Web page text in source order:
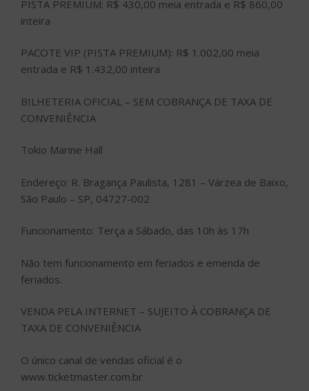
PISTA PREMIUM: R$ 430,00 meia entrada e R$ 860,00
inteira
PACOTE VIP (PISTA PREMIUM): R$ 1.002,00 meia
entrada e R$ 1.432,00 inteira
BILHETERIA OFICIAL – SEM COBRANÇA DE TAXA DE
CONVENIÊNCIA
Tokio Marine Hall
Endereço: R. Bragança Paulista, 1281 – Várzea de Baixo,
São Paulo – SP, 04727-002
Funcionamento: Terça a Sábado, das 10h às 17h
Não tem funcionamento em feriados e emenda de
feriados.
VENDA PELA INTERNET – SUJEITO À COBRANÇA DE
TAXA DE CONVENIÊNCIA
O único canal de vendas oficial é o
www.ticketmaster.com.br